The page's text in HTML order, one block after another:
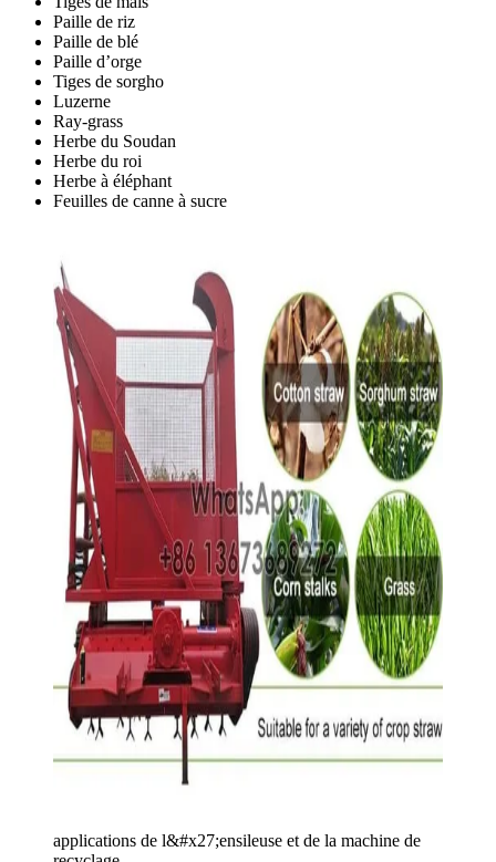
Paille de riz
Paille de blé
Paille d’orge
Tiges de sorgho
Luzerne
Ray-grass
Herbe du Soudan
Herbe du roi
Herbe à éléphant
Feuilles de canne à sucre
applications de l&#x27;ensileuse et de la machine de